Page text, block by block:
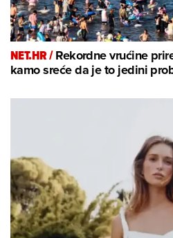
NET.HR /Rekordne vrućine
kamo sreće da je to jedini